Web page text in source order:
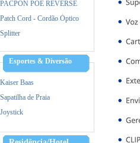
PACPON POE REVERSE
Patch Cord - Cordão Óptico
Splitter
Esportes & Diversão
Kaiser Baas
Sapatilha de Praia
Joystick